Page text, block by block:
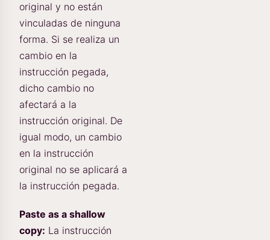
original y no están
vinculadas de ninguna
forma. Si se realiza un
cambio en la
instrucción pegada,
dicho cambio no
afectará a la
instrucción original. De
igual modo, un cambio
en la instrucción
original no se aplicará a
la instrucción pegada.
Paste as a shallow
copy: La instrucción